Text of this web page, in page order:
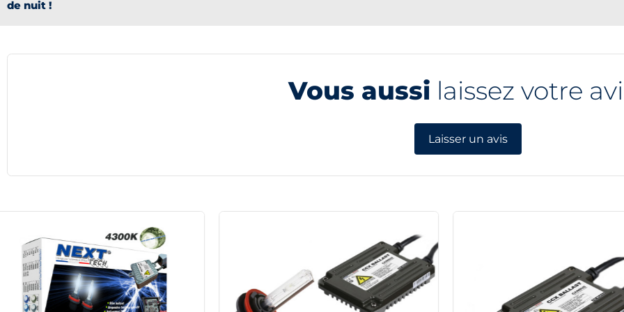
de nuit !
Vous aussi laissez votre
Laisser un avis